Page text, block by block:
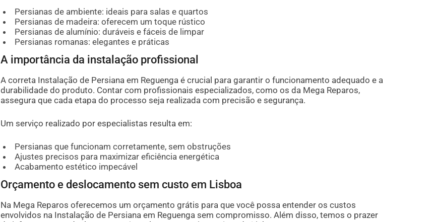
Persianas de ambiente: ideais para salas e quartos
Persianas de madeira: oferecem um toque rústico
Persianas de alumínio: duráveis e fáceis de limpar
Persianas romanas: elegantes e práticas
A importância da instalação profissional
A correta Instalação de Persiana em Reguenga é crucial para garantir o funcionamento adequado e a
durabilidade do produto. Contar com profissionais especializados, como os da Mega Reparos,
assegura que cada etapa do processo seja realizada com precisão e segurança.
Um serviço realizado por especialistas resulta em:
Persianas que funcionam corretamente, sem obstruções
Ajustes precisos para maximizar eficiência energética
Acabamento estético impecável
Orçamento e deslocamento sem custo em Lisboa
Na Mega Reparos oferecemos um orçamento grátis para que você possa entender os custos
envolvidos na Instalação de Persiana em Reguenga sem compromisso. Além disso, temos o prazer